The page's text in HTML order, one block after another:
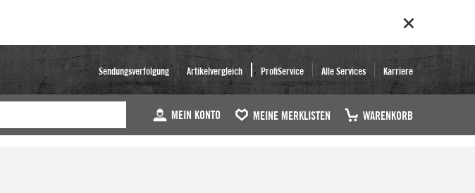
Sendungsverfolgung Artikelvergleich ProfiService Alle Services Karriere
MEIN KONTO MEINE MERKLISTEN WARENKORB